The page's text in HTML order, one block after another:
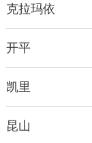
克拉玛依
开平
凯里
昆山